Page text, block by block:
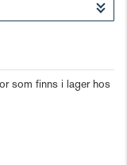
som finns i lager hos